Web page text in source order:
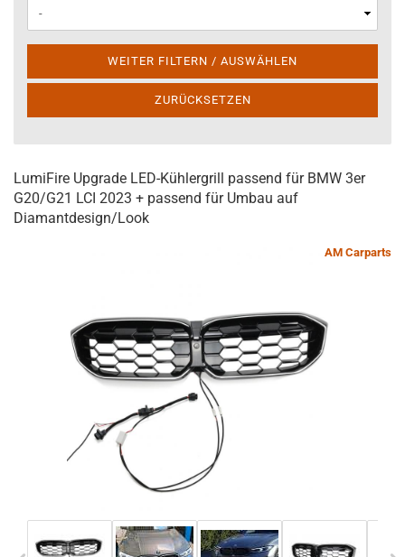
WEITER FILTERN / AUSWÄHLEN
ZURÜCKSETZEN
LumiFire Upgrade LED-Kühlergrill passend für BMW 3er
G20/G21 LCI 2023 + passend für Umbau auf
Diamantdesign/Look
AM Carparts